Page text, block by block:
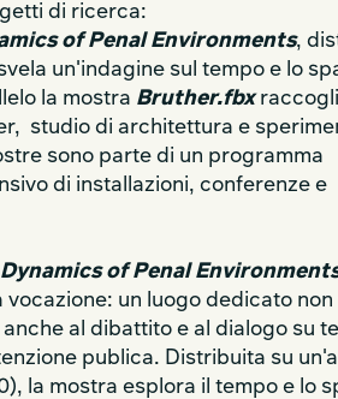
di ricerca:
of Penal Environments,
un'indagine sul tempo e lo
la mostra Bruther.fbx
studio di architettura e
sono parte di un programma
di installazioni, conferenze e
of Penal
un luogo dedicato
al dibattito e al dialogo su
publica. Distribuita su
la mostra esplora il tempo e lo